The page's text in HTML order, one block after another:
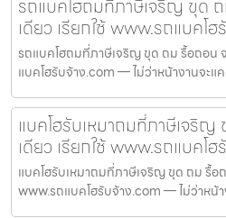
รถแบคโฮถมที่ภาษีเจริญ ขุด
เดียว เรียกใช้ www.รถแบคโ
รถแบคโฮถมที่ภาษีเจริญ ขุด ถม รื้อถอน จ
แบคโฮรับจ้าง.com — ไม่ว่าหน้างานจะแ
แบคโฮรับเหมาถมที่ภาษีเจริ
เดียว เรียกใช้ www.รถแบคโ
แบคโฮรับเหมาถมที่ภาษีเจริญ ขุด ถม รื้อ
www.รถแบคโฮรับจ้าง.com — ไม่ว่าหน้